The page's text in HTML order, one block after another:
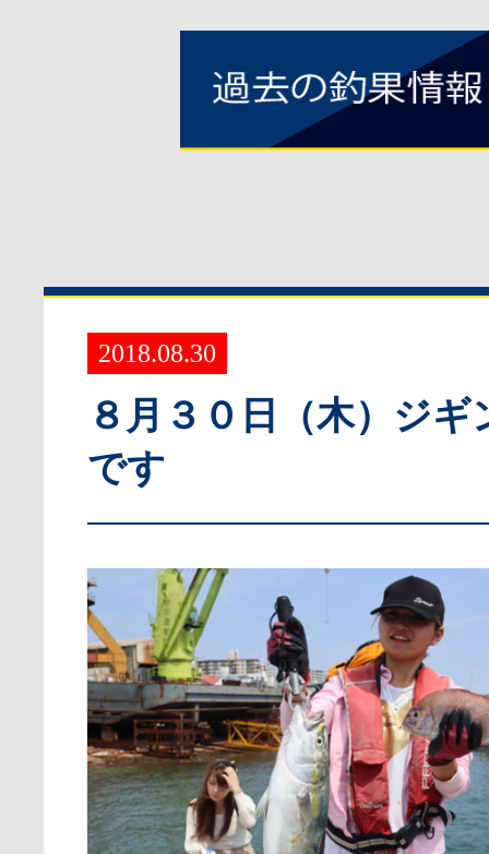
2018.08.30
８月３０日（木）ジギ
です